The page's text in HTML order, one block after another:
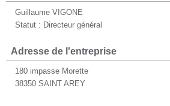
Guillaume VIGONE
Statut : Directeur général
Adresse de l'entreprise
180 impasse Morette
38350 SAINT AREY